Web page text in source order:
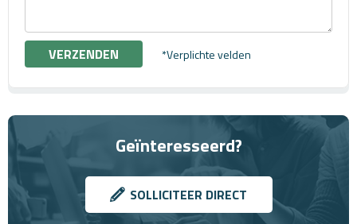
*Verplichte velden
Geïnteresseerd?
SOLLICITEER DIRECT